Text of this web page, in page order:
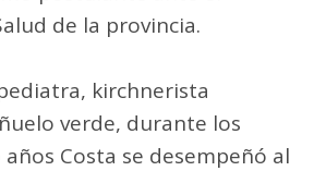
de la provincia.
kirchnerista
verde, durante los
Costa se desempeñó al